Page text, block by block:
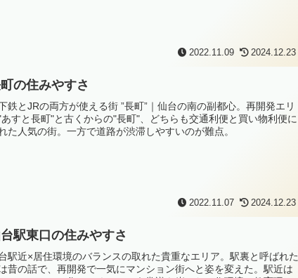
2022.11.09 2024.12.23
の住みやすさ
鉄とJRの両方が使える街 ”長町”｜仙台の南の副都心。再開発エリ
あすと長町"と古くからの"長町"、どちらも交通利便と買い物利便に
た人気の街。一方で道路が渋滞しやすいのが難点。
2022.11.07 2024.12.23
駅東口の住みやすさ
駅近×居住環境のバランスの取れた貴重なエリア。駅裏と呼ばれた
昔の話で、再開発で一気にマンション街へと姿を変えた。駅近は